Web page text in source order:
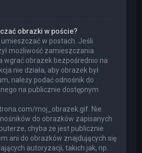
obrazki w poście?
w postach. Jeśli
możliwość zamieszczania
wgrać obrazek bezpośrednio na
nie działa, aby obrazek był
należy podać odnośnik do
na publicznie dostępnym
moj_obrazek.gif. Nie
do obrazków zapisanych
chyba że jest publicznie
ani do obrazków znajdujących się
autoryzacji, takich jak, np.